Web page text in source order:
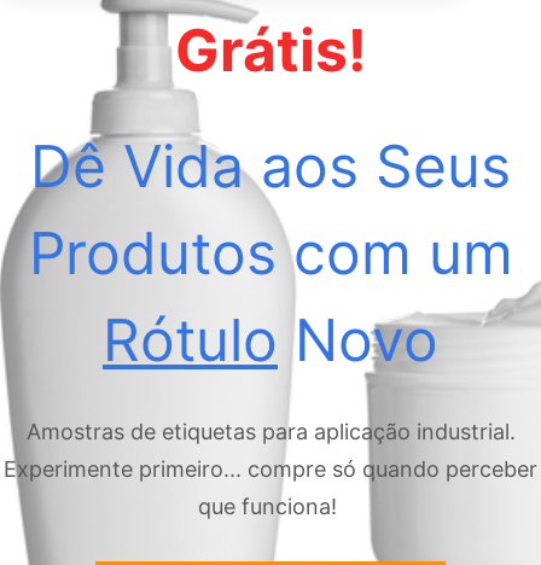
Grátis!
Dê Vida aos Seus
Produtos com um
Rótulo Novo
Amostras de etiquetas para aplicação industrial.
Experimente primeiro... compre só quando perceber
que funciona!